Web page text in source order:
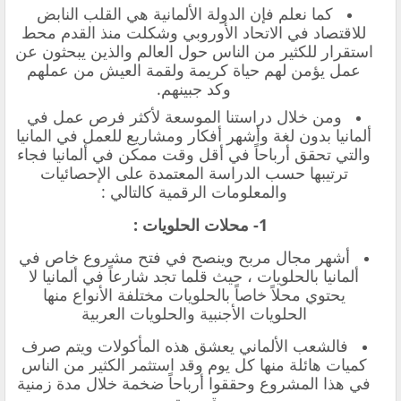
كما نعلم فإن الدولة الألمانية هي القلب النابض
للاقتصاد في الاتحاد الأوروبي وشكلت منذ القدم محط
استقرار للكثير من الناس حول العالم والذين يبحثون عن
عمل يؤمن لهم حياة كريمة ولقمة العيش من عملهم
وكد جبينهم.
ومن خلال دراستنا الموسعة لأكثر فرص عمل في
ألمانيا بدون لغة وأشهر أفكار ومشاريع للعمل في المانيا
والتي تحقق أرباحاً في أقل وقت ممكن في ألمانيا فجاء
ترتيبها حسب الدراسة المعتمدة على الإحصائيات
والمعلومات الرقمية كالتالي :
1- محلات الحلويات :
أشهر مجال مربح وينصح في فتح مشروع خاص في
ألمانيا بالحلويات ، حيث قلما تجد شارعاً في ألمانيا لا
يحتوي محلاً خاصاً بالحلويات مختلفة الأنواع منها
الحلويات الأجنبية والحلويات العربية
فالشعب الألماني يعشق هذه المأكولات ويتم صرف
كميات هائلة منها كل يوم وقد استثمر الكثير من الناس
في هذا المشروع وحققوا أرباحاً ضخمة خلال مدة زمنية